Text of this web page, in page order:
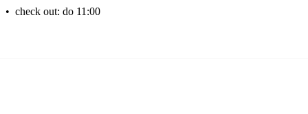
• check out: do 11:00